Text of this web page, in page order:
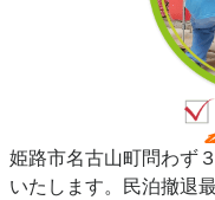
姫路市名古山町問わず
いたします。民泊撤退